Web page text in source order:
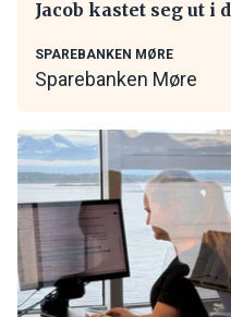
Jacob kastet seg ut i
SPAREBANKEN MØRE
Sparebanken Møre